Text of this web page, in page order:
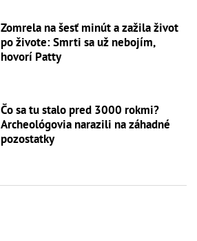
Zomrela na šesť minút a zažila život
po živote: Smrti sa už nebojím,
hovorí Patty
Čo sa tu stalo pred 3000 rokmi?
Archeológovia narazili na záhadné
pozostatky